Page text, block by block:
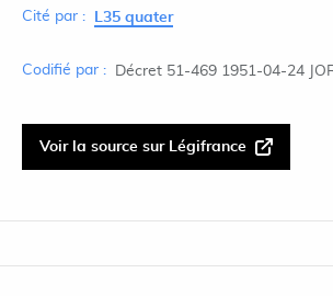
Cité par : L35 quater
Codifié par : Décret 51-469 1951-04-24
Voir la source sur Légifrance